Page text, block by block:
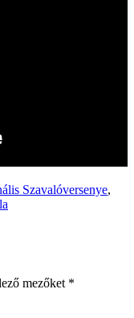
Szavalóversenye,
mezőket *